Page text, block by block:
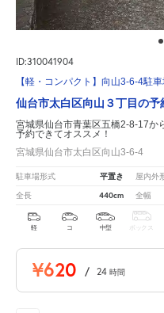
ID:310041904
【軽・コンパクト】向山3-6-4駐
仙台市太白区向山３丁目の予
宮城県仙台市青葉区五橋2-8-17か
予約できてオススメ！
宮城県仙台市太白区向山3-6-4
駐車場形式 平置き 屋内外
全長 440cm 全幅
軽 コ 中型 ボックス
¥620 / 24 時間